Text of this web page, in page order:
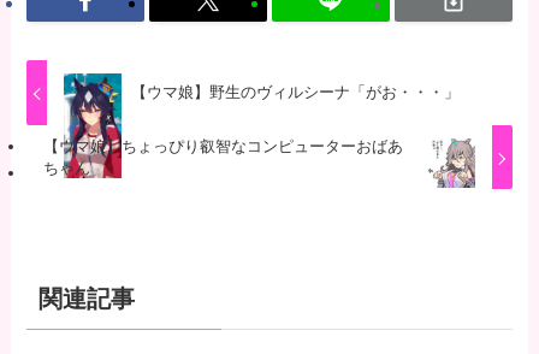
【ウマ娘】野生のヴィルシーナ「がお・・・」
【ウマ娘】ちょっぴり叡智なコンピューターおばあ
ちゃん
関連記事